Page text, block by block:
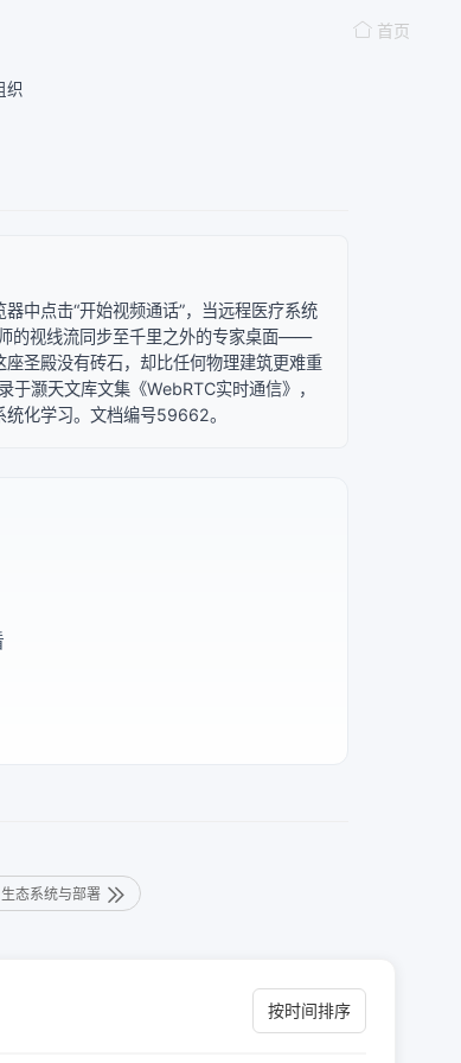
首页
织
中点击“开始视频通话”，当远程医疗系统
的视线流同步至千里之外的专家桌面——
圣殿没有砖石，却比任何物理建筑更难重
灏天文库文集《WebRTC实时通信》，
化学习。文档编号59662。
态系统与部署